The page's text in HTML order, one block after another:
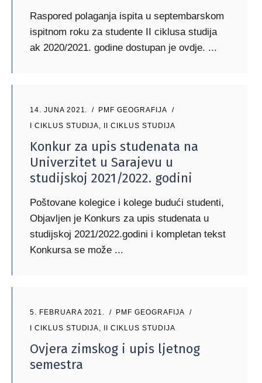
Raspored polaganja ispita u septembarskom
ispitnom roku za studente II ciklusa studija
ak 2020/2021. godine dostupan je ovdje.
14. JUNA 2021.
PMF GEOGRAFIJA
I CIKLUS STUDIJA, II CIKLUS STUDIJA
Konkur za upis studenata na
Univerzitet u Sarajevu u
studijskoj 2021/2022. godini
Poštovane kolegice i kolege budući studenti,
Objavljen je Konkurs za upis studenata u
studijskoj 2021/2022.godini i kompletan tekst
Konkursa se može
5. FEBRUARA 2021.
PMF GEOGRAFIJA
I CIKLUS STUDIJA, II CIKLUS STUDIJA
Ovjera zimskog i upis ljetnog
semestra